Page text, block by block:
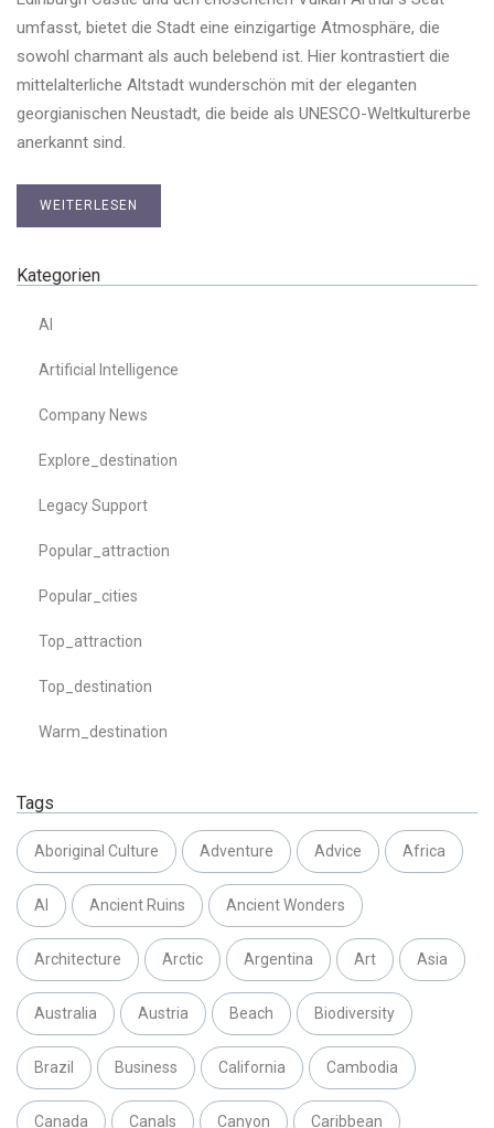
umfasst, bietet die Stadt eine einzigartige Atmosphäre, die
sowohl charmant als auch belebend ist. Hier kontrastiert die
mittelalterliche Altstadt wunderschön mit der eleganten
georgianischen Neustadt, die beide als UNESCO-Weltkulturerbe
anerkannt sind.
WEITERLESEN
Kategorien
AI
Artificial Intelligence
Company News
Explore_destination
Legacy Support
Popular_attraction
Popular_cities
Top_attraction
Top_destination
Warm_destination
Tags
Aboriginal Culture Adventure Advice Africa
AI Ancient Ruins Ancient Wonders
Architecture Arctic Argentina Art Asia
Australia Austria Beach Biodiversity
Brazil Business California Cambodia
Canada Canals Canyon Caribbean